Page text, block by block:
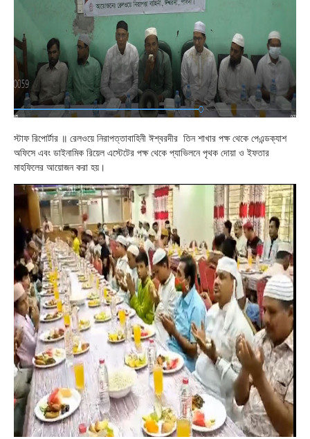
স্টাফ রিপোর্টার ॥ রেলওয়ে নিরাপত্তাবাহিনী ঈশ্বরদীর তিন শাখার পক্ষ থেকে পেএন্ডক্যাশ
অফিসে এবং ডাইনামিক রিয়েল এস্টেটের পক্ষ থেকে প্যাভিলনে পৃথক দোয়া ও ইফতার
মাহফিলের আয়োজন করা হয়।